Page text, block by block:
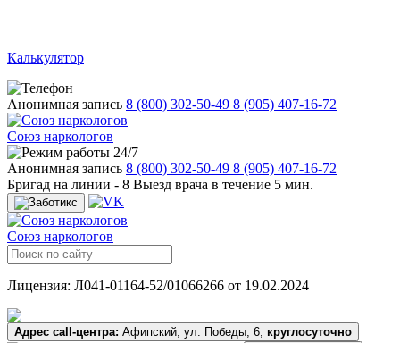
Калькулятор
Анонимная запись 8 (800) 302-50-49 8 (905) 407-16-72
Союз наркологов
24/7
Анонимная запись 8 (800) 302-50-49 8 (905) 407-16-72
Бригад на линии - 8 Выезд врача в течение 5 мин.
Союз наркологов
Лицензия: Л041-01164-52/01066266 от 19.02.2024
Адрес call-центра: Афипский, ул. Победы, 6, круглосуточно